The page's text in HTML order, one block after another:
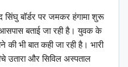
सिंघु बॉर्डर पर जमकर हंगामा शुरू
बताई जा रही है। युवक के
की भी बात कही जा रही है। भारी
उतारा और सिविल अस्पताल